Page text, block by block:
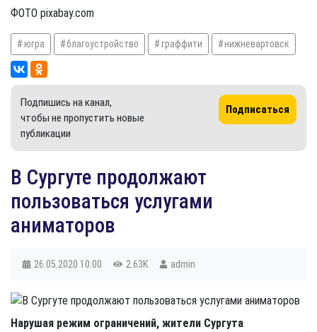
ФОТО pixabay.com
югра благоустройство граффити нижневартовск
Подпишись на канал,
чтобы не пропустить новые
публикации
Подписаться
В Сургуте продолжают
пользоваться услугами
аниматоров
26.05.2020 10:00 2.63K admin
Нарушая режим ограничений, жители Сургута